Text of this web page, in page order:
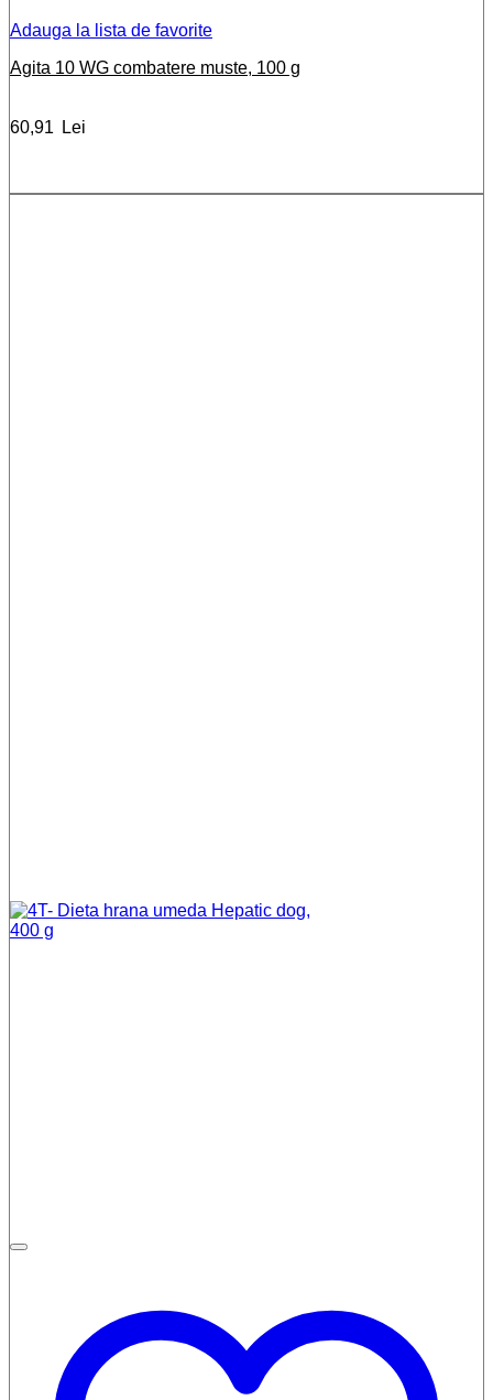
Adauga la lista de favorite
Agita 10 WG combatere muste, 100 g
60,91 Lei